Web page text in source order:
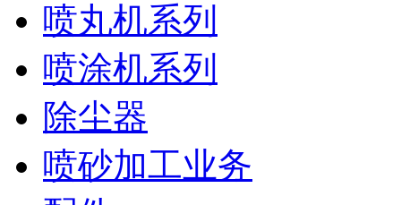
喷丸机系列
喷涂机系列
除尘器
喷砂加工业务